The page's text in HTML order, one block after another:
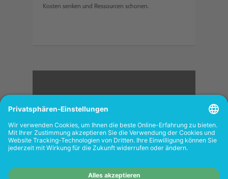
Kosten senken und Ressourcen schonen.
<
FOLGEN SIE UNS